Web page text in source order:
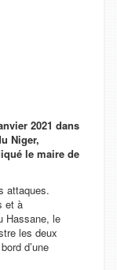
2021 dans
Niger,
le maire de
attaques.
et à
Hassane, le
les deux
d’une